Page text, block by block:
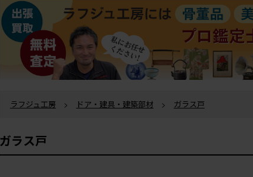
ラフジュ工房 > ドア・建具・建築部材 > ガラス戸
ガラス戸